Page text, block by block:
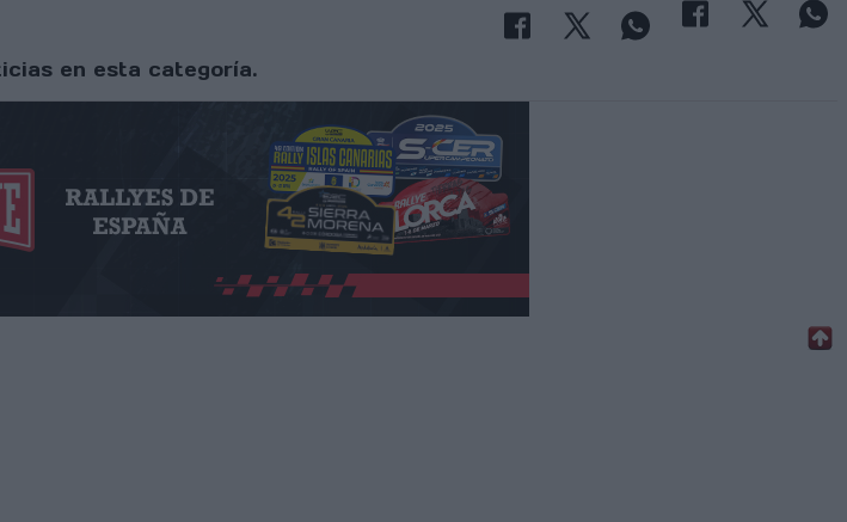
en esta categoría.